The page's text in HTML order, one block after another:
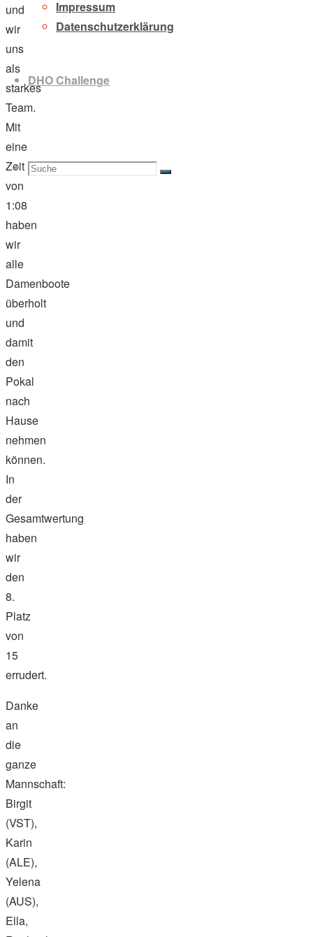
Impressum
Datenschutzerklärung
DHO Challenge
Suche
Suchen
Suche
und
wir
uns
als
starkes
Team.
Mit
einer
Zeit
von
1:08:08.13
haben
wir
alle
Damenboote
überholt
und
damit
den
Pokal
nach
Hause
nehmen
können.
In
der
Gesamtwertung
haben
wir
den
8.
Platz
von
15
errudert.
Danke
an
die
ganze
Mannschaft:
Birgit
(VST),
Karin
(ALE),
Yelena
(AUS),
Ella,